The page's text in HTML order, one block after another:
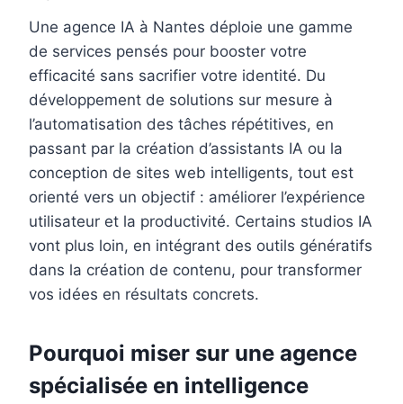
Une agence IA à Nantes déploie une gamme
de services pensés pour booster votre
efficacité sans sacrifier votre identité. Du
développement de solutions sur mesure à
l’automatisation des tâches répétitives, en
passant par la création d’assistants IA ou la
conception de sites web intelligents, tout est
orienté vers un objectif : améliorer l’expérience
utilisateur et la productivité. Certains studios IA
vont plus loin, en intégrant des outils génératifs
dans la création de contenu, pour transformer
vos idées en résultats concrets.
Pourquoi miser sur une agence
spécialisée en intelligence